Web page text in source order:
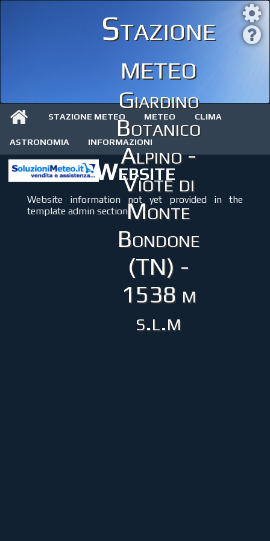
Stazione
meteo
Giardino
Botanico
Alpino -
Viote di
Monte
Bondone
(TN) -
1538 m
s.l.m
STAZIONE METEO METEO CLIMA
ASTRONOMIA INFORMAZIONI
Website
Website information not yet provided in the
template admin section.